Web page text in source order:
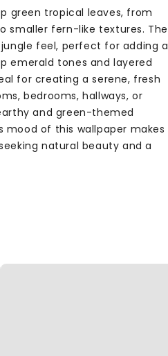
green tropical leaves, from
smaller fern-like textures. The
feel, perfect for adding a
emerald tones and layered
for creating a serene, fresh
bedrooms, hallways, or
and green-themed
mood of this wallpaper makes
natural beauty and a